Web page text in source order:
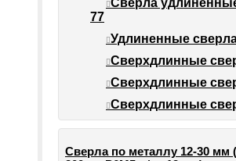
Сверла
77
Удлиненные
Сверхдлинные
Сверхдлинные
Сверхдлинные
Сверла по металлу 12-30 мм